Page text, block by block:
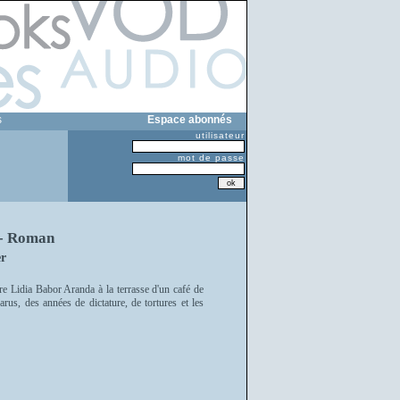
Espace abonnés
utilisateur
mot de passe
Roman
Lidia Babor Aranda à la terrasse d'un café de
des années de dictature, de tortures et les